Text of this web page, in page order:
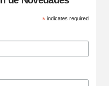
*indicates required